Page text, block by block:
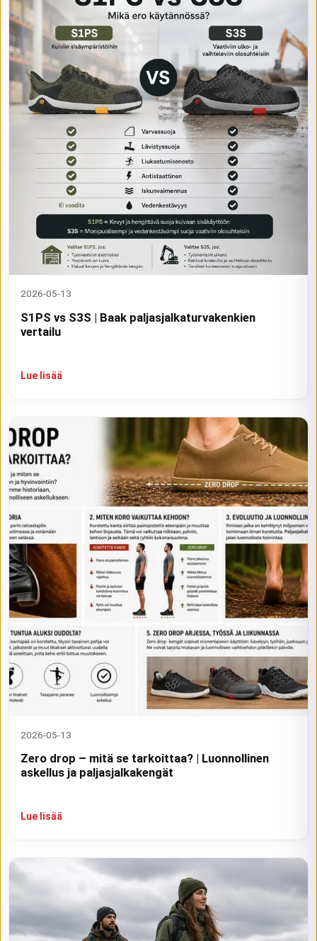
2026-05-13
S1PS vs S3S | Baak paljasjalkaturvakenkien
vertailu
Lue lisää
2026-05-13
Zero drop – mitä se tarkoittaa? | Luonnollinen
askellus ja paljasjalkakengät
Lue lisää